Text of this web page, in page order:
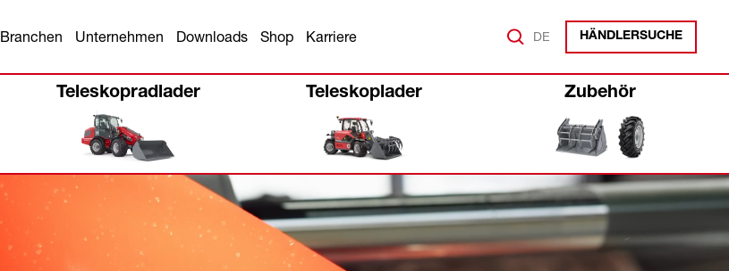
Branchen Unternehmen Downloads Shop Karriere DE HÄNDLERSUCHE
Teleskopradlader Teleskoplader Zubehör